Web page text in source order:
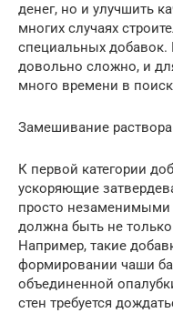
денег, но и улучшить
многих случаях
специальных добавок.
довольно сложно, и
много времени в
Замешивание
К первой категории
ускоряющие
просто незаменимыми
должна быть не
Например, такие
формировании чаши
объединенной
стен требуется